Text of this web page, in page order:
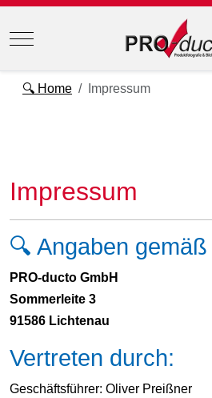
Mobile Menu Toggle
🔍 Home Impressum
Impressum
🔍 Angaben
PRO-ducto GmbH
Sommerleite 3
91586 Lichtenau
Vertreten durch:
Geschäftsführer: Oliver Preißner